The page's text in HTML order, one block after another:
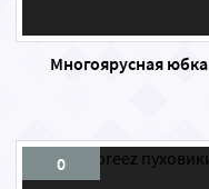
Многоярусная юбка
0